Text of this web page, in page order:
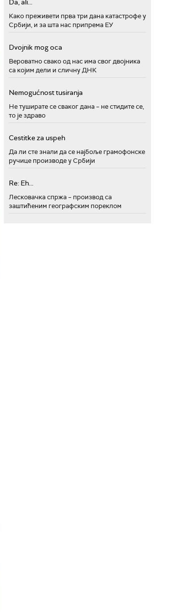
Da, ali...
Како преживети прва три дана катастрофе у
Србији, и за шта нас припрема ЕУ
Dvojnik mog oca
Вероватно свако од нас има свог двојника
са којим дели и сличну ДНК
Nemogućnost tusiranja
Не туширате се сваког дана – не стидите се,
то је здраво
Cestitke za uspeh
Да ли сте знали да се најбоље грамофонске
ручице производе у Србији
Re: Eh...
Лесковачка спржа – производ са
заштићеним географским пореклом